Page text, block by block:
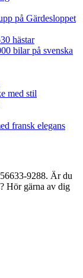
på Gärdesloppet
hästar
bilar på svenska
med stil
fransk elegans
9288. Är du
Hör gärna av dig